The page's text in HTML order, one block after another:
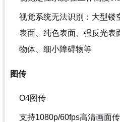
视觉系统无法识别：大型镂
表面、纯色表面、强反光表
物体、细小障碍物等
图传
O4图传
支持1080p/60fps高清画面